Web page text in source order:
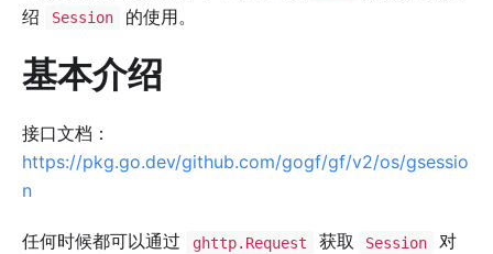
绍
Session 的使用。
基本介绍
接口文档：
https://pkg.go.dev/github.com/gogf/gf/v2/os/gsessio
n
任何时候都可以通过 ghttp.Request 获取 Session
对